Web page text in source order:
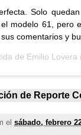
Solo
modelo 61, pero
comentarios y
de Emilio Lovera
de Reporte
el sábado, febrero